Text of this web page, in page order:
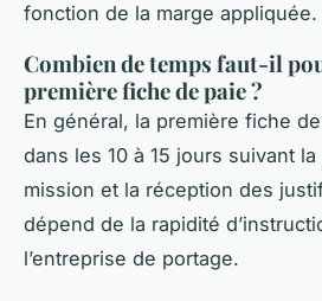
fonction de la marge appliquée.
Combien de temps faut-il
première fiche de paie ?
En général, la première fiche
dans les 10 à 15 jours suivant
mission et la réception des
dépend de la rapidité
l’entreprise de portage.